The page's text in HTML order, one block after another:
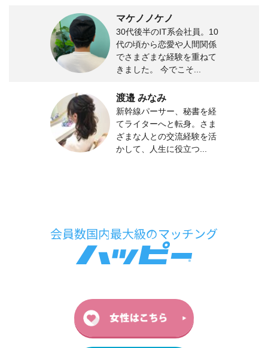
マケノノケノ
30代後半のIT系会社員。10
代の頃から恋愛や人間関係
でさまざまな経験を重ねて
きました。 今でこそ...
渡邉 みなみ
新幹線パーサー、秘書を経
てライターへと転身。さま
ざまな人との交流経験を活
かして、人生に役立つ...